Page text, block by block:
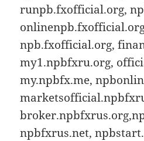
runpb.fxofficial.org,
npb.fxofficial.org,
my1.npbfxru.org,
my.npbfx.me,
npbfxrus.net,